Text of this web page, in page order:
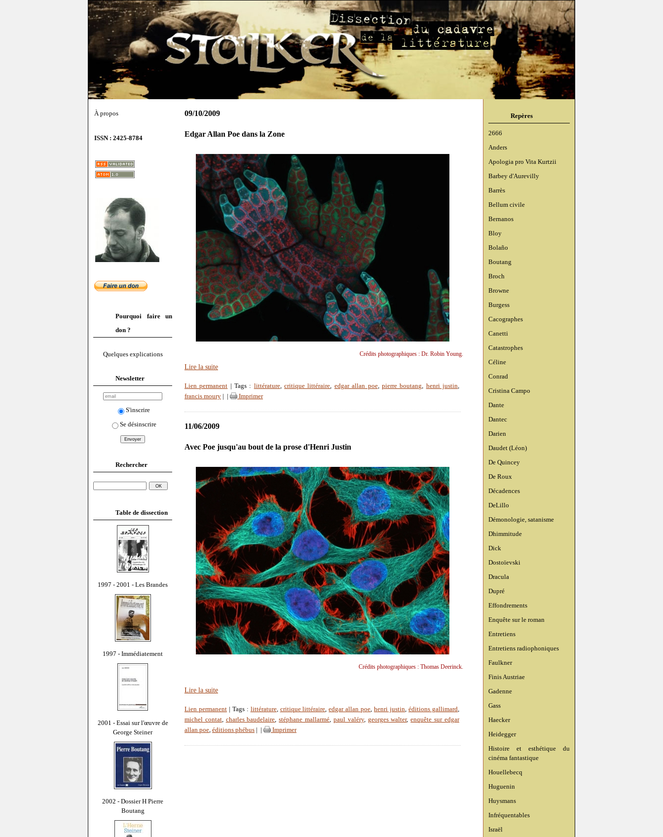
À propos
ISSN : 2425-8784
Pourquoi faire un
don ?
Quelques explications
Newsletter
S'inscrire
Se désinscrire
Rechercher
Table de dissection
1997 - 2001 - Les Brandes
1997 - Immédiatement
2001 - Essai sur l'œuvre de
George Steiner
2002 - Dossier H Pierre
Boutang
Repères
2666
Anders
Apologia pro Vita Kurtzii
Barbey d'Aurevilly
Barrès
Bellum civile
Bernanos
Bloy
Bolaño
Boutang
Broch
Browne
Burgess
Cacographes
Canetti
Catastrophes
Céline
Conrad
Cristina Campo
Dante
Dantec
Darien
Daudet (Léon)
De Quincey
De Roux
Décadences
DeLillo
Démonologie, satanisme
Dhimmitude
Dick
Dostoïevski
Dracula
Dupré
Effondrements
Enquête sur le roman
Entretiens
Entretiens radiophoniques
Faulkner
Finis Austriae
Gadenne
Gass
Haecker
Heidegger
Histoire et esthétique du
cinéma fantastique
Houellebecq
Huguenin
Huysmans
Infréquentables
Israël
09/10/2009
Edgar Allan Poe dans la Zone
Crédits photographiques : Dr. Robin Young.
Lire la suite
Lien permanent | Tags : littérature,critique littéraire, edgar allan poe, pierre boutang, henri justin,
francis moury
Imprimer
11/06/2009
Avec Poe jusqu'au bout de la prose d'Henri Justin
Crédits photographiques : Thomas Deerinck.
Lire la suite
Lien permanent| Tags : littérature, critique littéraire,edgar allan poe,henri justin, éditions gallimard,
michel contat, charles baudelaire,stéphane mallarmé, paul valéry, georges walter,enquête sur edgar
allan poe, éditions phébus Imprimer